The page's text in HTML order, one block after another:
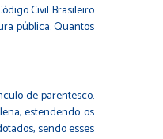
Civil Brasileiro
pública. Quantos
de parentesco.
estendendo os
sendo esses